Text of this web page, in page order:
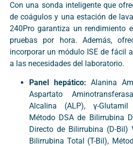
Con una sonda inteligente que
de coágulos y una estación de
240Pro garantiza un rendimiento
pruebas por hora. Además,
incorporar un módulo ISE de fácil
a las necesidades del laboratorio.
Panel hepático: Alanina
Aspartato
Alcalina (ALP), γ-Glutamil
Método DSA de Bilirrubina
Directo de Bilirrubina (D-Bil)
Bilirrubina Total (T-Bil),